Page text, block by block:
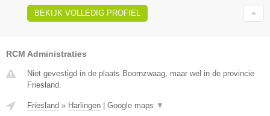
BEKIJK VOLLEDIG PROFIEL
RCM Administraties
Niet gevestigd in de plaats Boornzwaag, maar wel in de provincie
Friesland.
Friesland » Harlingen Google maps ▼